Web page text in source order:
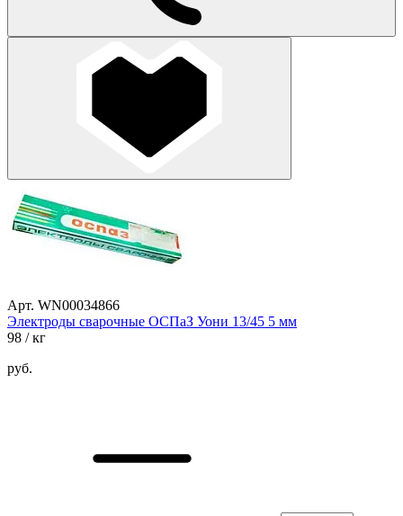
Арт. WN00034866
Электроды сварочные ОСПаЗ Уони 13/45 5 мм
98 / кг
руб.